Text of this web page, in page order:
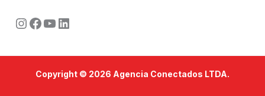
Instagram
Facebook
Youtube
LinkedIn
Copyright © 2026 Agencia Conectados LTDA.